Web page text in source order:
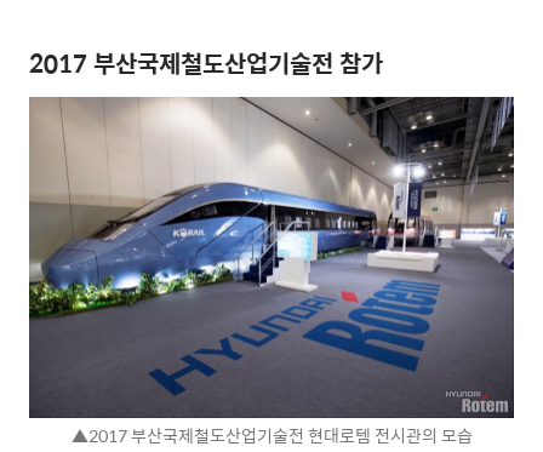
2017 부산국제철도산업기술전 참가
▲2017 부산국제철도산업기술전 현대로템 전시관의 모습